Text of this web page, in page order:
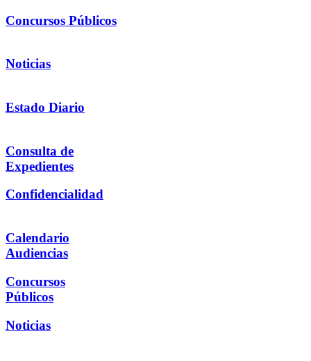
Concursos Públicos
Noticias
Estado Diario
Consulta de
Expedientes
Confidencialidad
Calendario
Audiencias
Concursos
Públicos
Noticias